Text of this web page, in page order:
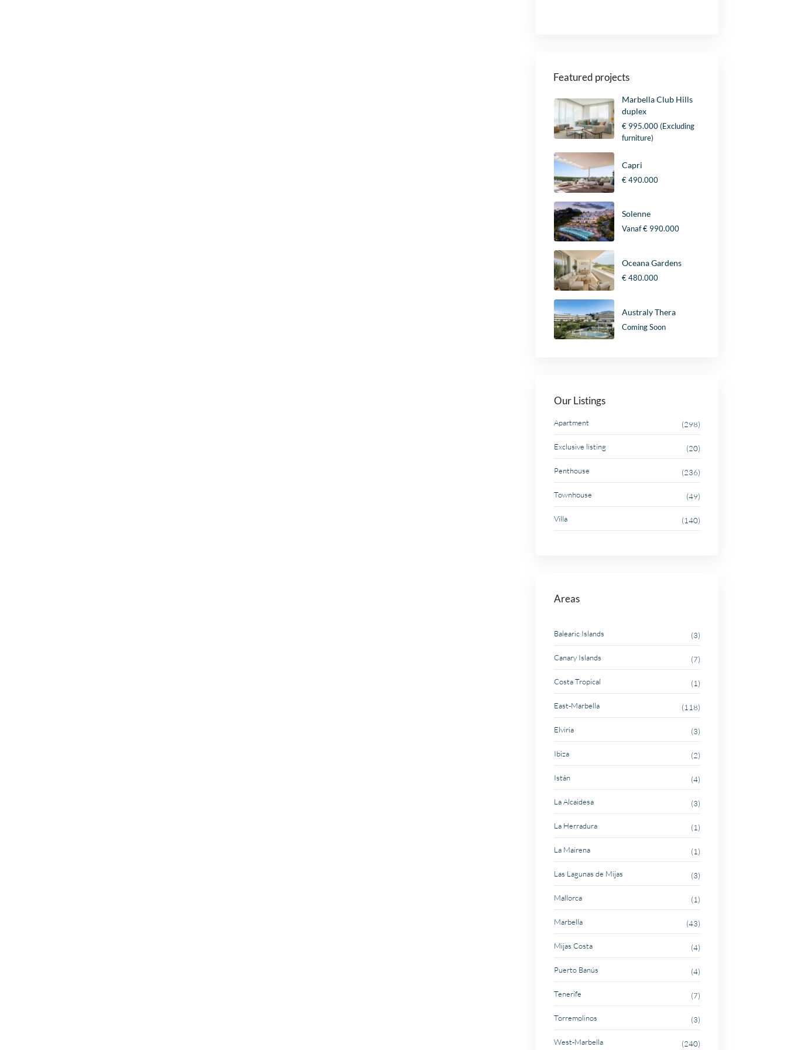
Featured projects
Marbella Club Hills
duplex
€ 995.000(Excluding
furniture)
Capri
€ 490.000
Solenne
Vanaf€ 990.000
Oceana Gardens
€ 480.000
Australy Thera
Coming Soon
Our Listings
Apartment (298)
Exclusive listing (20)
Penthouse (236)
Townhouse (49)
Villa (140)
Areas
Balearic Islands (3)
Canary Islands (7)
Costa Tropical (1)
East-Marbella (118)
Elviria (3)
Ibiza (2)
Istán (4)
La Alcaidesa (3)
La Herradura (1)
La Mairena (1)
Las Lagunas de Mijas (3)
Mallorca (1)
Marbella (43)
Mijas Costa (4)
Puerto Banús (4)
Tenerife (7)
Torremolinos (3)
West-Marbella (240)